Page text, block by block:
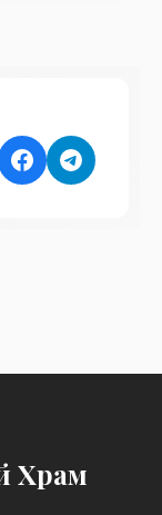
Храм